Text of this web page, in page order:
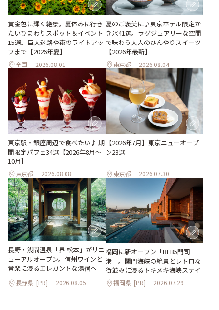
黄金色に輝く絶景。夏休みに行き
たいひまわりスポット＆イベント
15選。巨大迷路や夜のライトアッ
プまで【2026年夏】
全国 2026.08.01
夏のご褒美に♪東京ホテル限定か
き氷41選。ラグジュアリーな空間
で味わう大人のひんやりスイーツ
【2026年最新】
東京都 2026.08.04
東京駅・銀座周辺で食べたい♪ 期
間限定パフェ34選【2026年8月～
10月】
東京都 2026.08.08
【2026年7月】東京ニューオープ
ン23選
東京都 2026.07.30
長野・浅間温泉「界 松本」がリニ
ューアルオープン。信州ワインと
音楽に浸るエレガントな湯宿へ
長野県 [PR] 2026.08.05
福岡に新オープン「BEB5門司
港」。関門海峡の絶景とレトロな
街並みに浸るトキメキ海峡ステイ
福岡県 [PR] 2026.07.29